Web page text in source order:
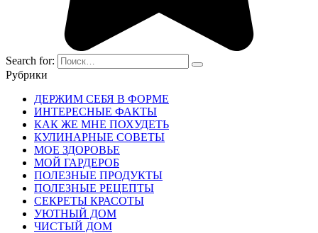
Search for:
Рубрики
ДЕРЖИМ СЕБЯ В ФОРМЕ
ИНТЕРЕСНЫЕ ФАКТЫ
КАК ЖЕ МНЕ ПОХУДЕТЬ
КУЛИНАРНЫЕ СОВЕТЫ
МОЕ ЗДОРОВЬЕ
МОЙ ГАРДЕРОБ
ПОЛЕЗНЫЕ ПРОДУКТЫ
ПОЛЕЗНЫЕ РЕЦЕПТЫ
СЕКРЕТЫ КРАСОТЫ
УЮТНЫЙ ДОМ
ЧИСТЫЙ ДОМ